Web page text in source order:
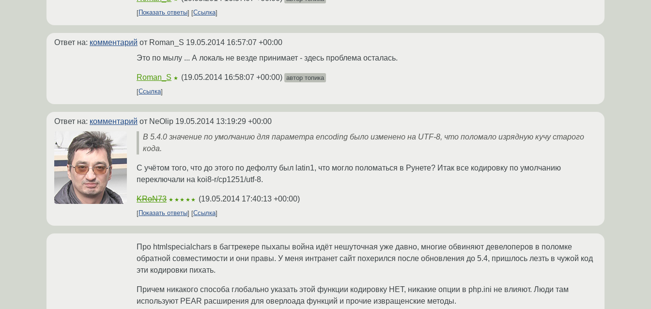
Показать ответы
Ссылка
Ответ на: комментарий от Roman_S 19.05.2014 16:57:07 +00:00
Это по мылу ... А локаль не везде принимает - здесь проблема осталась.
Roman_S ★ (19.05.2014 16:58:07 +00:00) автор топика
Ссылка
Ответ на: комментарий от NeOlip 19.05.2014 13:19:29 +00:00
В 5.4.0 значение по умолчанию для параметра encoding было изменено на UTF-8, что поломало изрядную кучу старого
кода.
С учётом того, что до этого по дефолту был latin1, что могло поломаться в Рунете? Итак все кодировку по умолчанию
переключали на koi8-r/cp1251/utf-8.
KRoN73 ★★★★★ (19.05.2014 17:40:13 +00:00)
Показать ответы Ссылка
Про htmlspecialchars в багтрекере пыхапы война идёт нешуточная уже давно, многие обвиняют девелоперов в поломке
обратной совместимости и они правы. У меня интранет сайт похерился после обновления до 5.4, пришлось лезть в чужой код
эти кодировки пихать.
Причем никакого способа глобально указать этой функции кодировку НЕТ, никакие опции в php.ini не влияют. Люди там
используют PEAR расширения для оверлоада функций и прочие извращенские методы.